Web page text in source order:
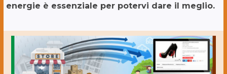
energie è essenziale per potervi dare il meglio.